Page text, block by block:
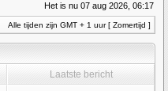
Het is nu 07 aug 2026, 06:17
Alle tijden zijn GMT + 1 uur [ Zomertijd ]
Laatste bericht